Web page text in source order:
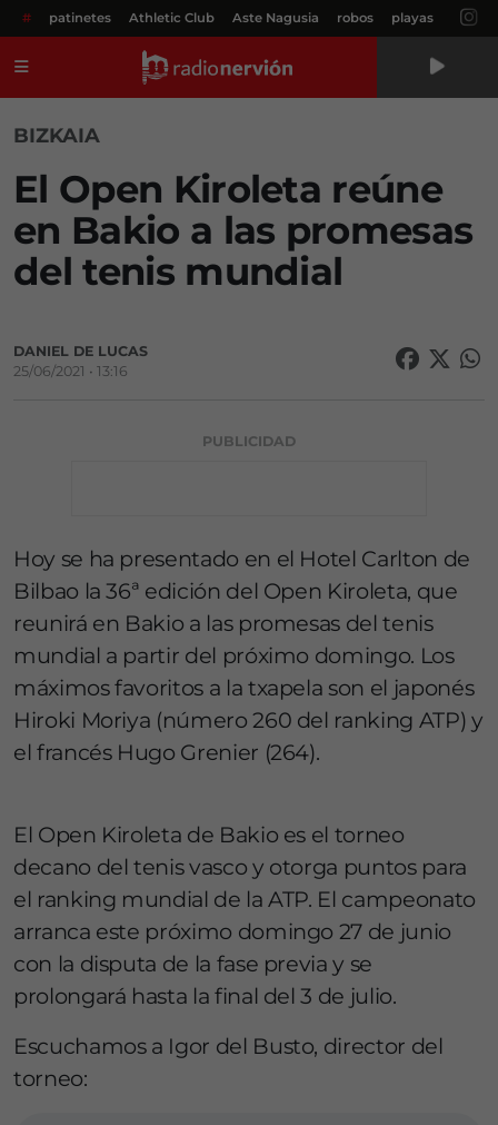
# patinetes Athletic Club Aste Nagusia robos playas
BIZKAIA
El Open Kiroleta reúne
en Bakio a las promesas
del tenis mundial
DANIEL DE LUCAS
25/06/2021 • 13:16
PUBLICIDAD
Hoy se ha presentado en el Hotel Carlton de
Bilbao la 36ª edición del Open Kiroleta, que
reunirá en Bakio a las promesas del tenis
mundial a partir del próximo domingo. Los
máximos favoritos a la txapela son el japonés
Hiroki Moriya (número 260 del ranking ATP) y
el francés Hugo Grenier (264).
El Open Kiroleta de Bakio es el torneo
decano del tenis vasco y otorga puntos para
el ranking mundial de la ATP. El campeonato
arranca este próximo domingo 27 de junio
con la disputa de la fase previa y se
prolongará hasta la final del 3 de julio.
Escuchamos a Igor del Busto, director del
torneo: